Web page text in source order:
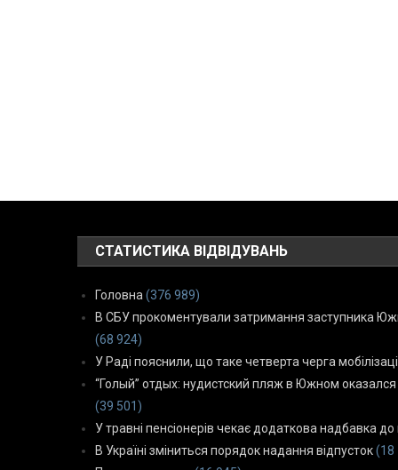
СТАТИСТИКА ВІДВІДУВАНЬ
Головна (376 989)
В СБУ прокоментували затримання заступника
(68 924)
У Раді пояснили, що таке четверта черга
“Голый” отдых: нудистский пляж в Южном
(39 501)
У травні пенсіонерів чекає додаткова надбавка до
В Україні зміниться порядок надання відпусток (18